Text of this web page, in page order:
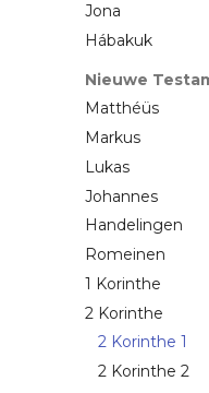
Jona
Hábakuk
Nieuwe
Matthéüs
Markus
Lukas
Johannes
Handelingen
Romeinen
1 Korinthe
2 Korinthe
2 Korinthe 1
2 Korinthe 2